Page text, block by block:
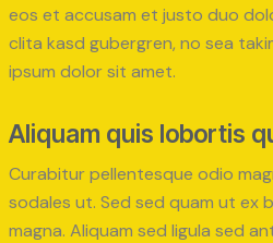
eos et accusam et justo duo
clita kasd gubergren, no sea
ipsum dolor sit amet.
Aliquam quis lobortis
Curabitur pellentesque odio
sodales ut. Sed sed quam ut ex
magna. Aliquam sed ligula sed